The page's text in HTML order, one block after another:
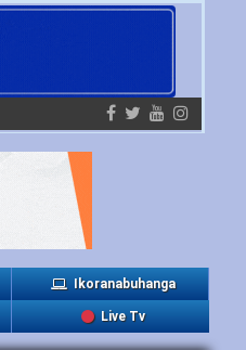
Ikoranabuhanga
Live Tv